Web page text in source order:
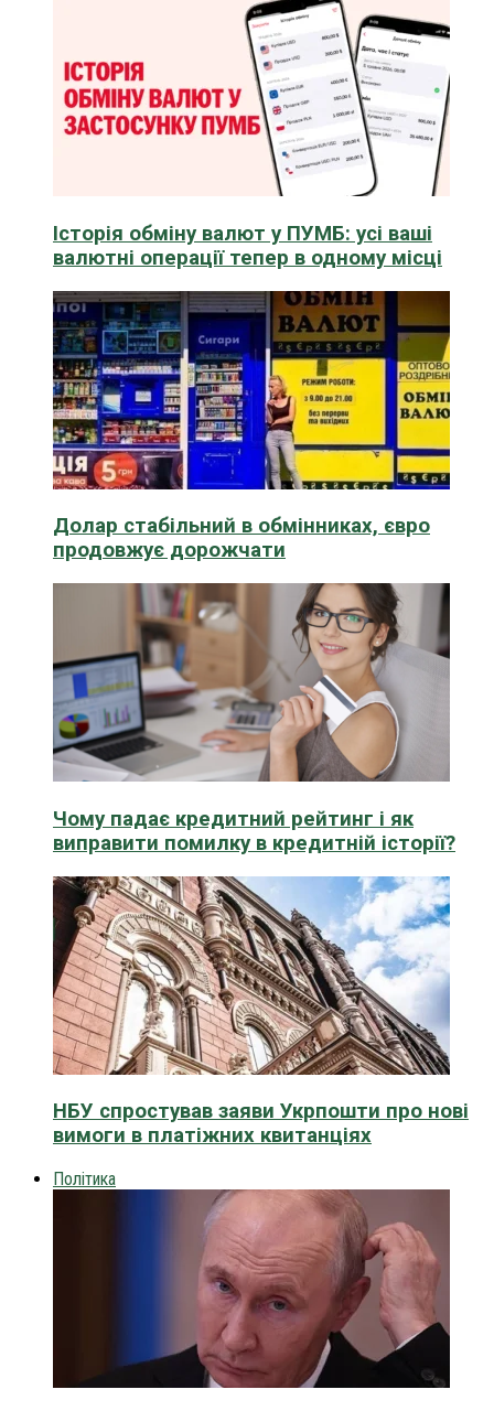
Історія обміну валют у ПУМБ: усі ваші
валютні операції тепер в одному місці
Долар стабільний в обмінниках, євро
продовжує дорожчати
Чому падає кредитний рейтинг і як
виправити помилку в кредитній історії?
НБУ спростував заяви Укрпошти про нові
вимоги в платіжних квитанціях
Політика